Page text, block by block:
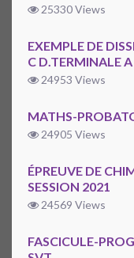
25330 Views
EXEMPLE DE
C D.TERMINALE A
24953 Views
MATHS-
24905 Views
ÉPREUVE DE
SESSION 2021
24569 Views
FASCICULE-